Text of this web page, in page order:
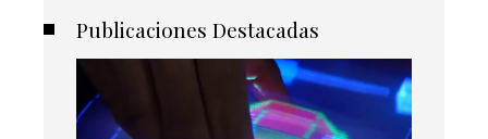
Publicaciones Destacadas